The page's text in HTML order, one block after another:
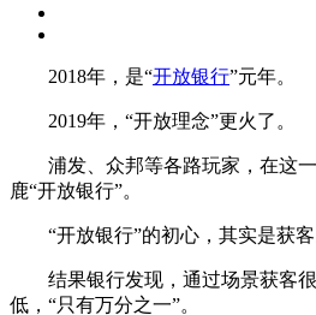
2018年，是“开放银行”元年。
2019年，“开放理念”更火了。
浦发、众邦等各路玩家，在这
鹿“开放银行”。
“开放银行”的初心，其实是获客
结果银行发现，通过场景获客
低，“只有万分之一”。